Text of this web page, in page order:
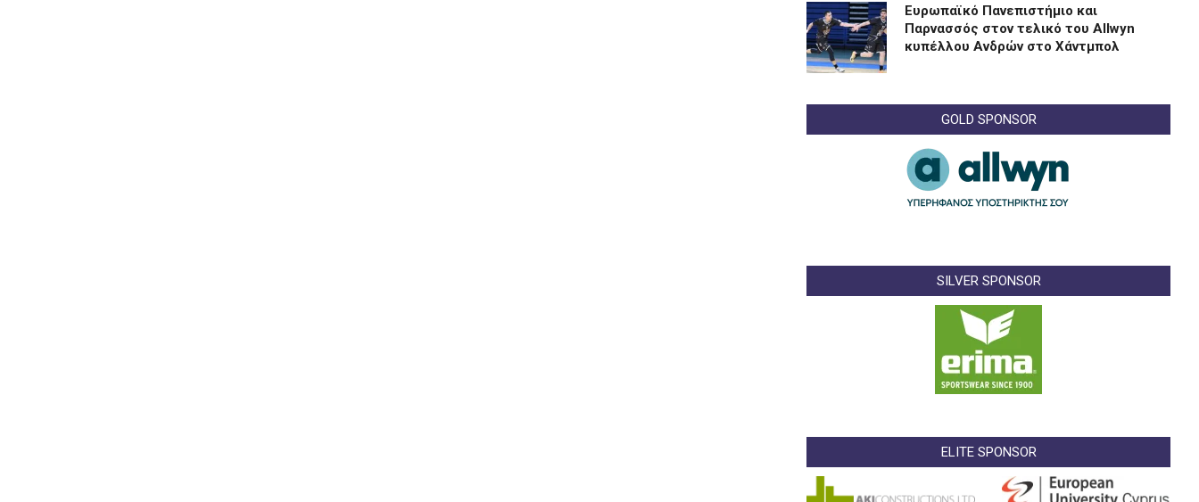
Eυρωπαϊκό Πανεπιστήμιο και
Παρνασσός στον τελικό του Allwyn
κυπέλλου Ανδρών στο Χάντμπολ
GOLD SPONSOR
SILVER SPONSOR
ELITE SPONSOR